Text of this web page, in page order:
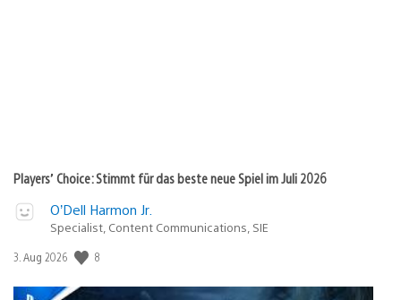
Players’ Choice: Stimmt für das beste neue Spiel im Juli 2026
O’Dell Harmon Jr.
Specialist, Content Communications, SIE
Veröffentlichungsdatum:
3. Aug 2026 8